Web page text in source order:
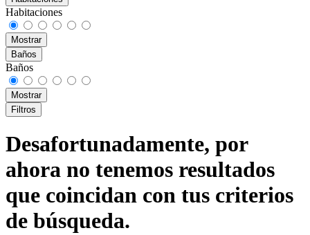
Habitaciones
Mostrar
Baños
Baños
Mostrar
Filtros
Desafortunadamente, por
ahora no tenemos resultados
que coincidan con tus criterios
de búsqueda.